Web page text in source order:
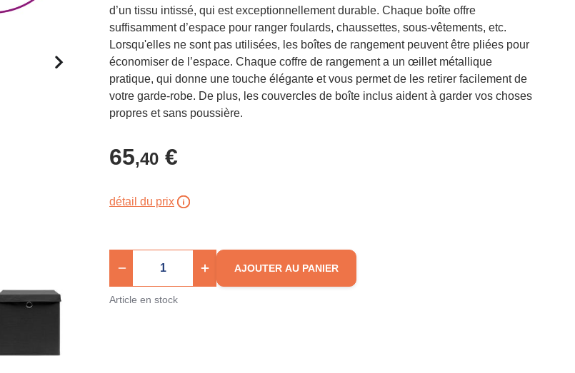
d’un tissu intissé, qui est exceptionnellement durable. Chaque boîte offre
suffisamment d’espace pour ranger foulards, chaussettes, sous-vêtements, etc.
Lorsqu'elles ne sont pas utilisées, les boîtes de rangement peuvent être pliées pour
économiser de l’espace. Chaque coffre de rangement a un œillet métallique
pratique, qui donne une touche élégante et vous permet de les retirer facilement de
votre garde-robe. De plus, les couvercles de boîte inclus aident à garder vos choses
propres et sans poussière.
65,40 €
détail du prix
AJOUTER AU PANIER
Article en stock